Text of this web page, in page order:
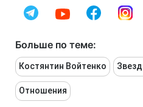
Больше по теме:
Костянтин Войтенко
Отношения